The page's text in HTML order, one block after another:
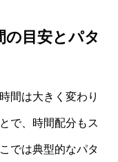
の目安とパタ
間は大きく変わり
で、時間配分もス
では典型的なパタ